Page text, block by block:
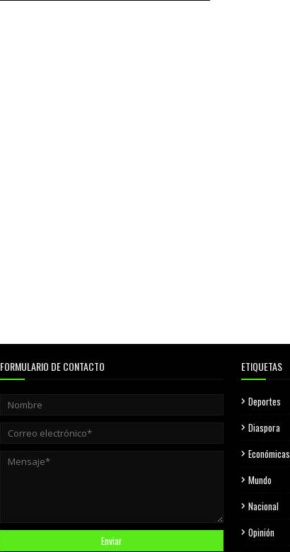
FORMULARIO DE CONTACTO ETIQUETAS
Deportes
Diaspora
Económicas
Mundo
Nacional
Opinión